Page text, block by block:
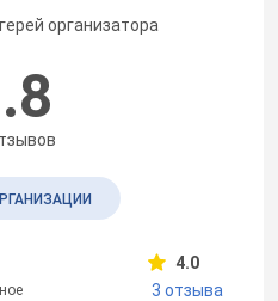
организатора
4.0
3 отзыва